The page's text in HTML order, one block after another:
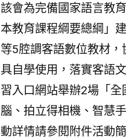
該會為完備國家語言教
本教育課程綱要總綱」
等5腔調客語數位教材
具自學使用，落實客語
習入口網站舉辦2場「
腦、拍立得相機、智慧
動詳情請參閱附件活動